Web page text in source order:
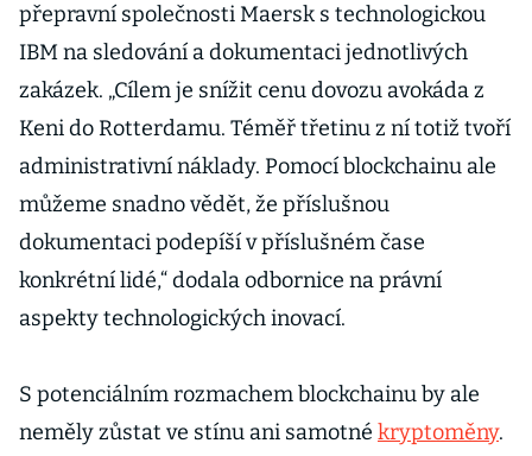
přepravní společnosti Maersk s technologickou
IBM na sledování a dokumentaci jednotlivých
zakázek. „Cílem je snížit cenu dovozu avokáda z
Keni do Rotterdamu. Téměř třetinu z ní totiž tvoří
administrativní náklady. Pomocí blockchainu ale
můžeme snadno vědět, že příslušnou
dokumentaci podepíší v příslušném čase
konkrétní lidé,“ dodala odbornice na právní
aspekty technologických inovací.
S potenciálním rozmachem blockchainu by ale
neměly zůstat ve stínu ani samotné kryptoměny.